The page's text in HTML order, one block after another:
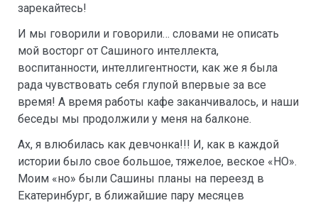
зарекайтесь!
И мы говорили и говорили… словами не описать
мой восторг от Сашиного интеллекта,
воспитанности, интеллигентности, как же я была
рада чувствовать себя глупой впервые за все
время! А время работы кафе заканчивалось, и наши
беседы мы продолжили у меня на балконе.
Ах, я влюбилась как девчонка!!! И, как в каждой
истории было свое большое, тяжелое, веское «НО».
Моим «но» были Сашины планы на переезд в
Екатеринбург, в ближайшие пару месяцев